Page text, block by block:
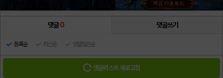
댓글0 댓글쓰기
등록순 최신순 댓글많은순
댓글리스트 새로고침